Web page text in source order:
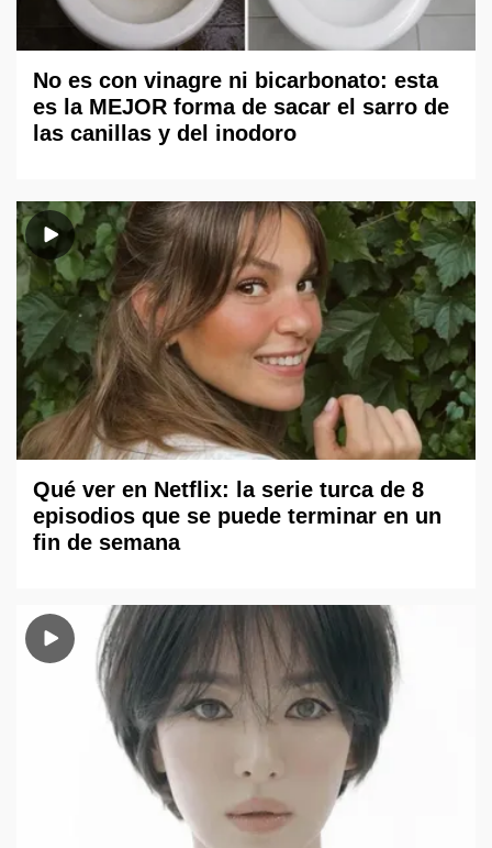
No es con vinagre ni bicarbonato: esta
es la MEJOR forma de sacar el sarro de
las canillas y del inodoro
Qué ver en Netflix: la serie turca de 8
episodios que se puede terminar en un
fin de semana